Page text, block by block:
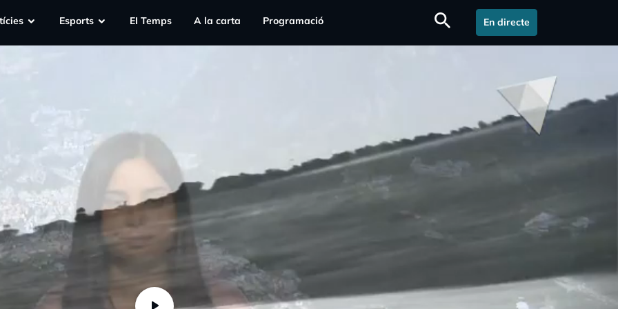
Esports EI Temps A la carta Programació search En directe